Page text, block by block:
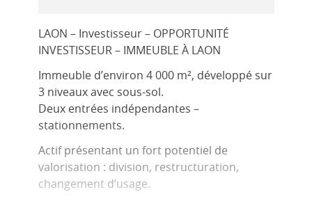
LAON – Investisseur – OPPORTUNITÉ
INVESTISSEUR – IMMEUBLE À LAON
Immeuble d’environ 4 000 m², développé sur
3 niveaux avec sous-sol.
Deux entrées indépendantes –
stationnements.
Actif présentant un fort potentiel de
valorisation : division, restructuration,
changement d’usage.